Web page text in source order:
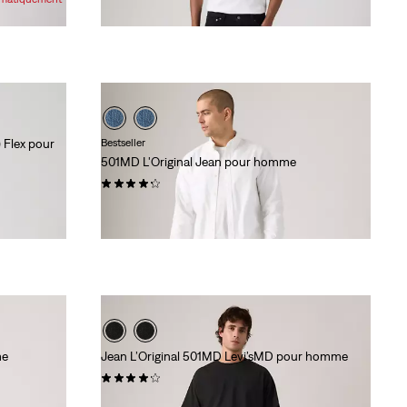
Flex pour
Bestseller
501MD L'Original Jean pour homme
(6345)
Jean L’Original 501MD Levi’sMD pour homme
(1594)